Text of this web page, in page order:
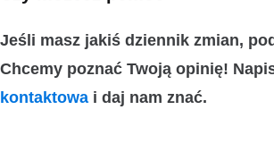
Jeśli masz jakiś dziennik zmian,
Chcemy poznać Twoją opinię!
kontaktowa i daj nam znać.